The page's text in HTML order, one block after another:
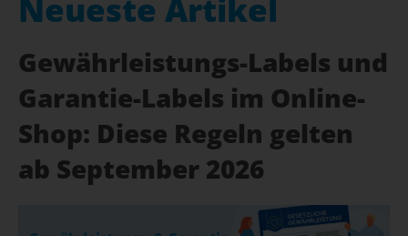
Neueste Artikel
Gewährleistungs-Labels und
Garantie-Labels im Online-
Shop: Diese Regeln gelten
ab September 2026